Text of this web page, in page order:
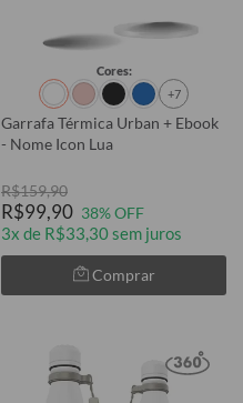
Cores:
+7
Garrafa Térmica Urban + Ebook
- Nome Icon Lua
R$159,90
R$99,90 38% OFF
3x de R$33,30 sem juros
Comprar